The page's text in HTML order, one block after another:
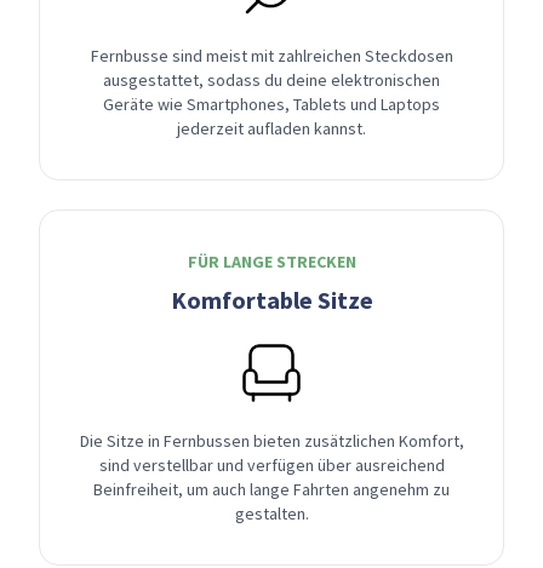
Fernbusse sind meist mit zahlreichen Steckdosen
ausgestattet, sodass du deine elektronischen
Geräte wie Smartphones, Tablets und Laptops
jederzeit aufladen kannst.
FÜR LANGE STRECKEN
Komfortable Sitze
Die Sitze in Fernbussen bieten zusätzlichen Komfort,
sind verstellbar und verfügen über ausreichend
Beinfreiheit, um auch lange Fahrten angenehm zu
gestalten.